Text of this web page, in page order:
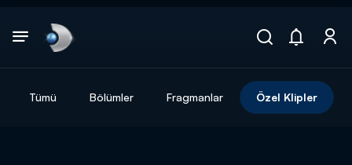
Tümü Bölümler Fragmanlar Özel Klipler